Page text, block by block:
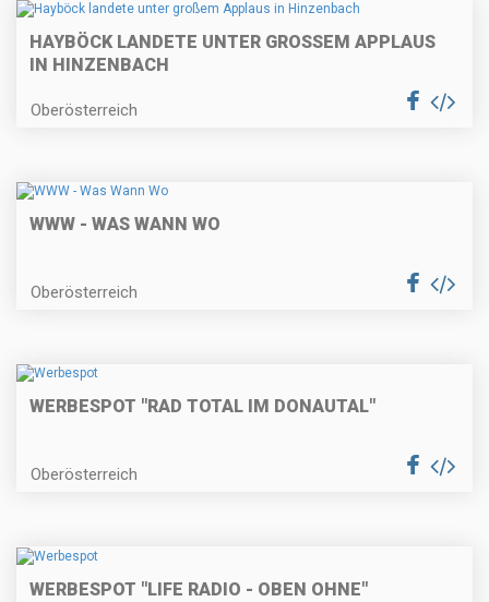
HAYBÖCK LANDETE UNTER GROSSEM APPLAUS I
N HINZENBACH
Oberösterreich
WWW - WAS WANN WO
Oberösterreich
WERBESPOT "RAD TOTAL IM DONAUTAL"
Oberösterreich
WERBESPOT "LIFE RADIO - OBEN OHNE"